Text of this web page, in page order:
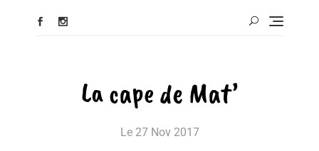
La cape de Mat’
Le 27 Nov 2017